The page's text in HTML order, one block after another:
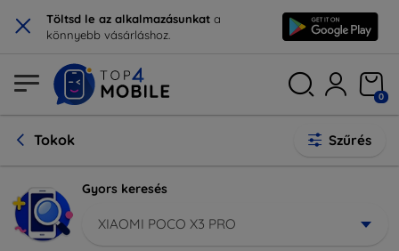
× Töltsd le az alkalmazásunkat a
könnyebb vásárláshoz.
0
Tokok Szűrés
Gyors keresés
XIAOMI POCO X3 PRO